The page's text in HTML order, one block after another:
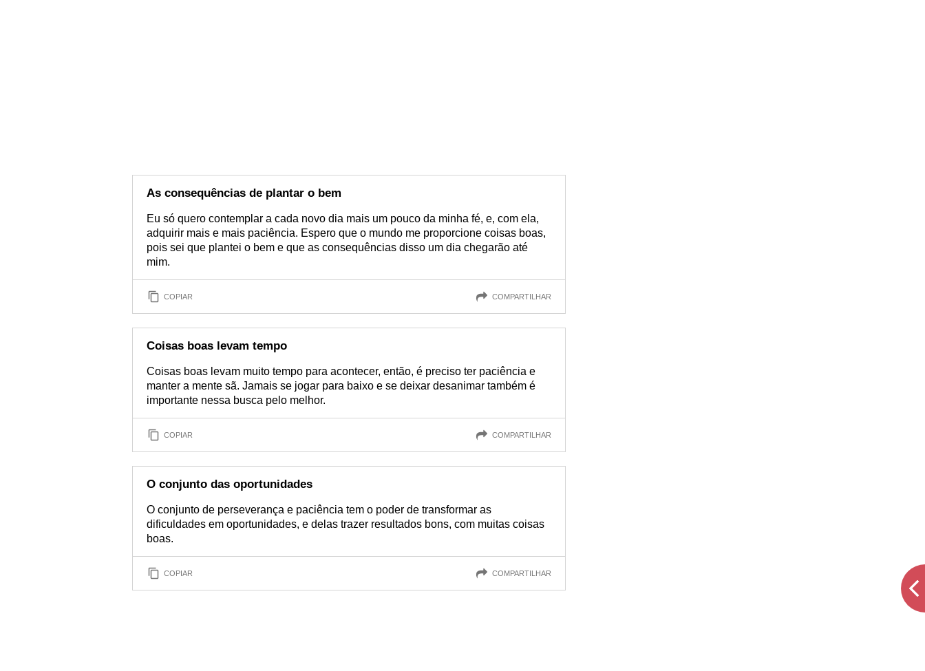
As consequências de plantar o bem
Eu só quero contemplar a cada novo dia mais um pouco da minha fé, e, com ela,
adquirir mais e mais paciência. Espero que o mundo me proporcione coisas boas,
pois sei que plantei o bem e que as consequências disso um dia chegarão até
mim.
COPIAR COMPARTILHAR
Coisas boas levam tempo
Coisas boas levam muito tempo para acontecer, então, é preciso ter paciência e
manter a mente sã. Jamais se jogar para baixo e se deixar desanimar também é
importante nessa busca pelo melhor.
COPIAR COMPARTILHAR
O conjunto das oportunidades
O conjunto de perseverança e paciência tem o poder de transformar as
dificuldades em oportunidades, e delas trazer resultados bons, com muitas coisas
boas.
COPIAR COMPARTILHAR